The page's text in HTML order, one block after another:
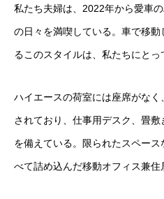
私たち夫婦は、2022年から愛車
の日々を満喫している。車で移
るこのスタイルは、私たちにとっ
ハイエースの荷室には座席がな
されており、仕事用デスク、畳
を備えている。限られたスペー
べて詰め込んだ移動オフィス兼住